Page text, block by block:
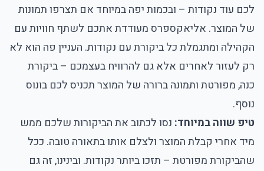
לכם עוד נקודות – ובכמות יפה במיוחד אם תצרפו תמונות
של המוצר. אליאקספרס מעודדת אתכם לשתף חוויות עם
הקהילה ומתגמלת כל ביקורת עם נקודות. העניין פה הוא לא
רק לעזור לאחרים אלא גם להרוויח בעצמכם – ביקורת
כנה, מפורטת ותמונה ברורה של המוצר תכניס לכם בונוס
נוסף.
טיפ שווה במיוחד: נסו לכתוב את הביקורות שלכם ממש
מיד אחרי קבלת המוצר ולצלם אותו בתאורה טובה. ככל
שהביקורת מפורטת – תזכו ביותר נקודות. ובינינו, זה גם